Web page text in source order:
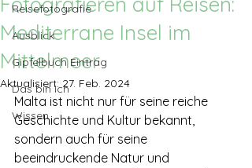
Reisefotografie
Ausblick
Gipfelbuch Eintrag
Das bin ich
Wissen
Mediterrane Insel im
Mittelmeer
Aktualisiert: 27. Feb. 2024
Malta ist nicht nur für seine reiche
Geschichte und Kultur bekannt,
sondern auch für seine
beeindruckende Natur und